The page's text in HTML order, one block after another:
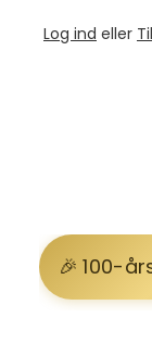
Log ind eller
100-